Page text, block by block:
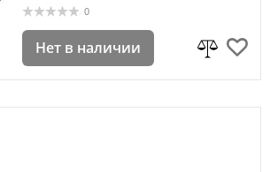
0
Нет в наличии